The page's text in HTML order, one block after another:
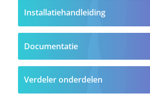
Installatiehandleiding
Documentatie
Verdeler onderdelen